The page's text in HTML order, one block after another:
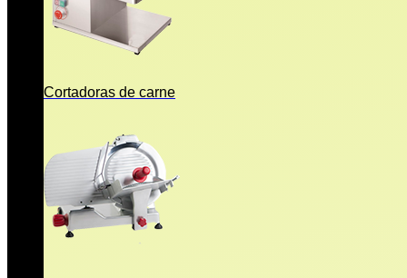
Cortadoras de carne